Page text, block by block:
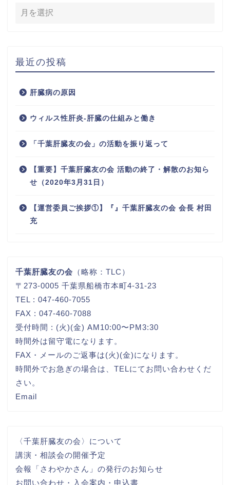
最近の投稿
肝臓病の原因
ウィルス性肝炎-肝臓の仕組みと働き
「千葉肝臓友の会」の活動を振り返って
【重要】千葉肝臓友の会 活動の終了・解散のお知ら
せ（2020年3月31日）
【運営委員ご挨拶①】『』千葉肝臓友の会 会長 村田
充
千葉肝臓友の会 （略称：TLC）
〒273-0005 千葉県船橋市本町4-31-23
TEL : 047-460-7055
FAX : 047-460-7088
受付時間 : (火)(金) AM10:00〜PM3:30
時間外は留守電になります。
FAX・メールのご返事は(火)(金)になります。
時間外でお急ぎの場合は、TELにてお問い合わせくだ
さい。
Email
〈千葉肝臓友の会〉について
講演・相談会の開催予定
会報「さわやかさん」の発行のお知らせ
お問い合わせ・入会案内・申込書